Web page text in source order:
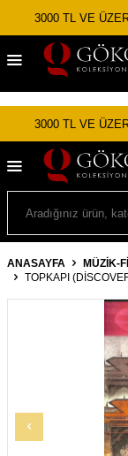
3000 TL VE
3000 TL VE
ANASAYFA MÜZİK-
TOPKAPI